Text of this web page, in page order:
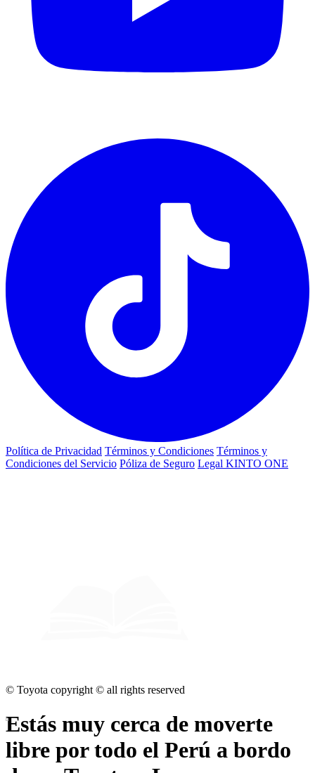
Política de Privacidad Términos y Condiciones Términos y
Condiciones del Servicio Póliza de Seguro Legal KINTO ONE
© Toyota copyright © all rights reserved
Estás muy cerca de moverte
libre por todo el Perú a bordo